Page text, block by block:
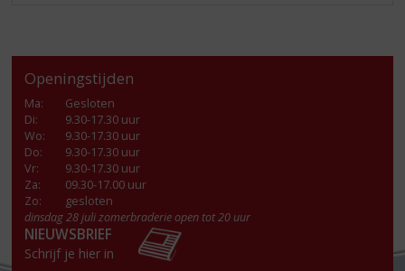
Openingstijden
Ma:
Gesloten
Di:
9.30-17.30 uur
Wo:
9.30-17.30 uur
Do:
9.30-17.30 uur
Vr:
9.30-17.30 uur
Za:
09.30-17.00 uur
Zo:
gesloten
dinsdag 28 juli zomerbraderie open tot 20 uur
NIEUWSBRIEF
Schrijf je hier in